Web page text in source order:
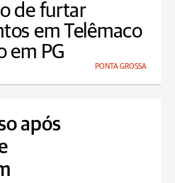
de furtar
em Telêmaco
em PG
PONTA GROSSA
após